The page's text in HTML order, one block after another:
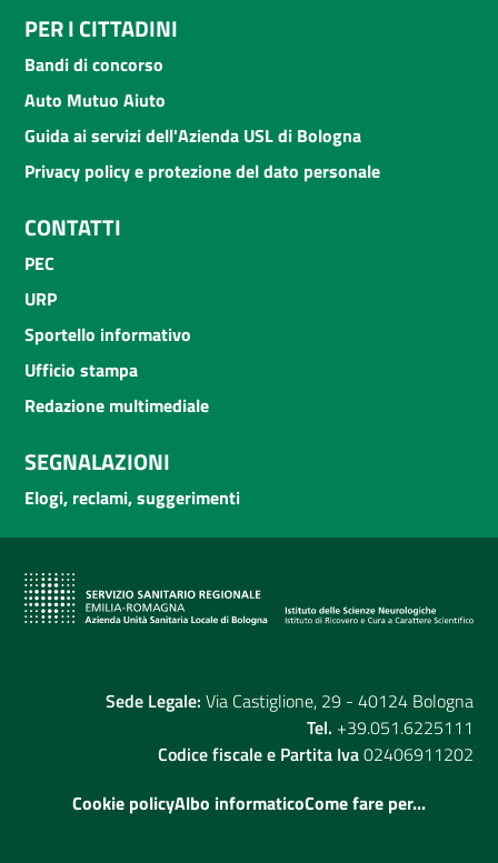
PER I CITTADINI
Bandi di concorso
Auto Mutuo Aiuto
Guida ai servizi dell'Azienda USL di Bologna
Privacy policy e protezione del dato personale
CONTATTI
PEC
URP
Sportello informativo
Ufficio stampa
Redazione multimediale
SEGNALAZIONI
Elogi, reclami, suggerimenti
Sede Legale: Via Castiglione, 29 - 40124 Bologna
Tel. +39.051.6225111
Codice fiscale e Partita Iva02406911202
Cookie policyAlbo informaticoCome fare per...